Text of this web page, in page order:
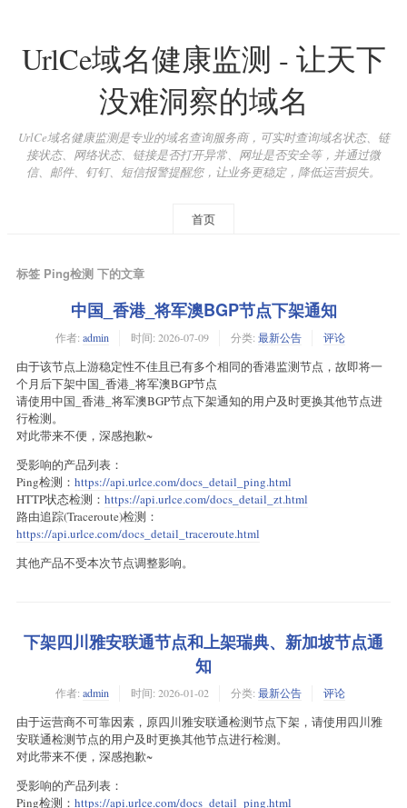
UrlCe域名健康监测 - 让天下
没难洞察的域名
UrlCe域名健康监测是专业的域名查询服务商，可实时查询域名状态、链
接状态、网络状态、链接是否打开异常、网址是否安全等，并通过微
信、邮件、钉钉、短信报警提醒您，让业务更稳定，降低运营损失。
首页
标签 Ping检测 下的文章
中国_香港_将军澳BGP节点下架通知
作者: admin 时间: 2026-07-09 分类: 最新公告 评论
由于该节点上游稳定性不佳且已有多个相同的香港监测节点，故即将一
个月后下架中国_香港_将军澳BGP节点
请使用中国_香港_将军澳BGP节点下架通知的用户及时更换其他节点进
行检测。
对此带来不便，深感抱歉~
受影响的产品列表：
Ping检测： https://api.urlce.com/docs_detail_ping.html
HTTP状态检测： https://api.urlce.com/docs_detail_zt.html
路由追踪(Traceroute)检测：
https://api.urlce.com/docs_detail_traceroute.html
其他产品不受本次节点调整影响。
下架四川雅安联通节点和上架瑞典、新加坡节点通
知
作者: admin 时间: 2026-01-02 分类: 最新公告 评论
由于运营商不可靠因素，原四川雅安联通检测节点下架，请使用四川雅
安联通检测节点的用户及时更换其他节点进行检测。
对此带来不便，深感抱歉~
受影响的产品列表：
Ping检测： https://api.urlce.com/docs_detail_ping.html